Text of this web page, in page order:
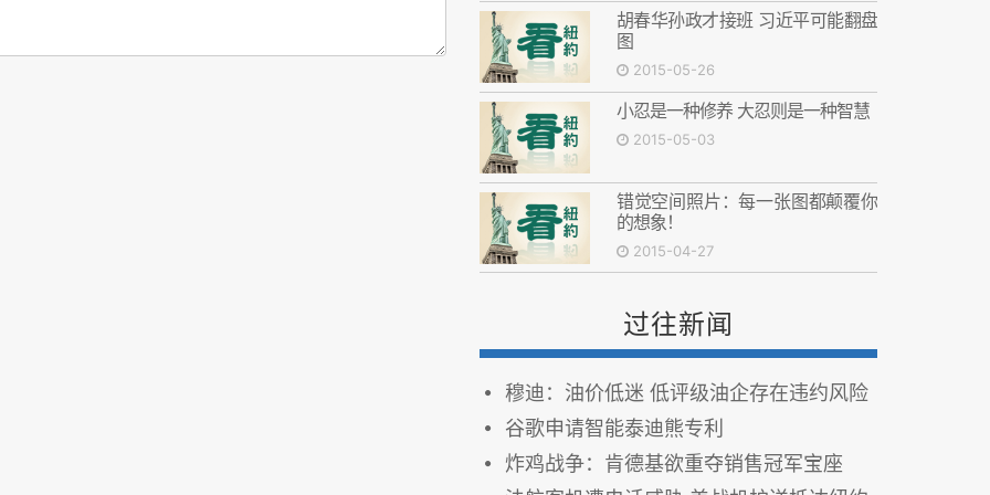
胡春华孙政才接班 习近平可能翻盘
图
2015-05-26
小忍是一种修养 大忍则是一种智慧
2015-05-03
错觉空间照片：每一张图都颠覆你
的想象！
2015-04-27
过往新闻
穆迪：油价低迷 低评级油企存在违约风险
谷歌申请智能泰迪熊专利
炸鸡战争：肯德基欲重夺销售冠军宝座